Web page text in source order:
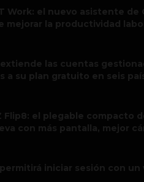
Work: el nuevo asistente de
mejorar la productividad
las cuentas
a su plan gratuito en seis
Flip8: el plegable compacto
con más pantalla, mejor
iniciar sesión con un